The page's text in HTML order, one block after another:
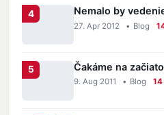
Nemalo by
27. Apr 2012 • Blog
Čakáme na
9. Aug 2011 • Blog 14